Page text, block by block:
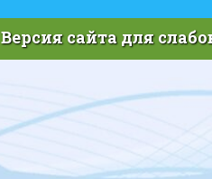
Версия сайта для